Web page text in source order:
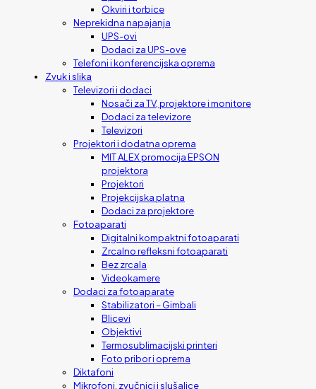
Okviri i torbice
Neprekidna napajanja
UPS-ovi
Dodaci za UPS-ove
Telefoni i konferencijska oprema
Zvuk i slika
Televizori i dodaci
Nosači za TV, projektore i monitore
Dodaci za televizore
Televizori
Projektori i dodatna oprema
MIT ALEX promocija EPSON
projektora
Projektori
Projekcijska platna
Dodaci za projektore
Fotoaparati
Digitalni kompaktni fotoaparati
Zrcalno refleksni fotoaparati
Bez zrcala
Videokamere
Dodaci za fotoaparate
Stabilizatori – Gimbali
Blicevi
Objektivi
Termosublimacijski printeri
Foto pribor i oprema
Diktafoni
Mikrofoni, zvučnici i slušalice